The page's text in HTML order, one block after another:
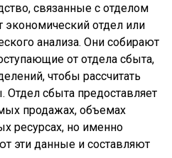
связанные с отделом
отдел или
анализа. Они собирают
от отдела сбыта,
чтобы рассчитать
Отдел сбыта предоставляет
продажах, объемах
ресурсах, но именно
эти данные и составляют